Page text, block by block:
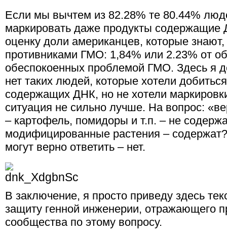
Если мы вычтем из 82.28% те 80.44%
маркировать даже продукты
оценку доли американцев, которые
противниками ГМО: 1,84% или 2.23% от
обеспокоенных проблемой ГМО. Здесь я
нет таких людей, которые хотели
содержащих ДНК, но не хотели
ситуация не сильно лучше. На вопрос:
– картофель, помидоры и т.п. – не
модифицированные растения –
могут верно ответить – нет.
В заключение, я просто приведу здесь
защиту генной инженерии, отражающего
сообщества по этому вопросу.